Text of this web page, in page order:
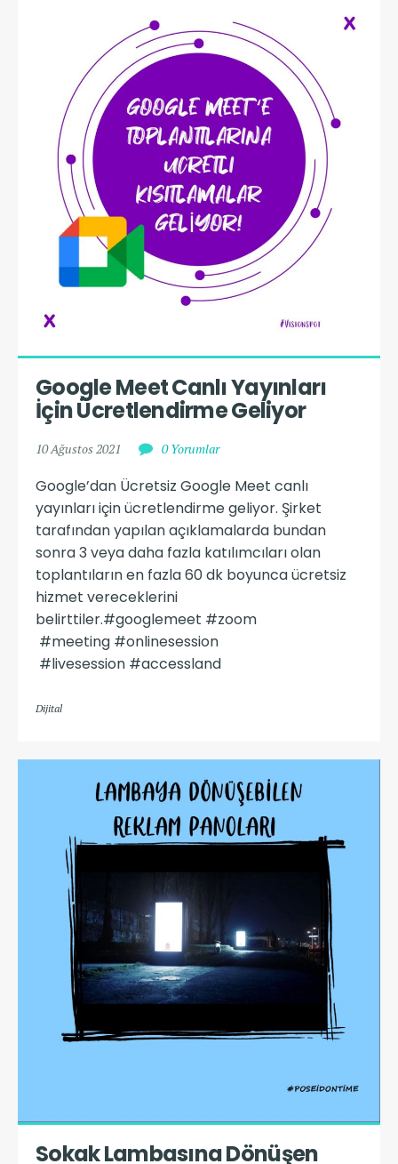
Google Meet Canlı Yayınları
İçin Ücretlendirme Geliyor
10 Ağustos 2021 0 Yorumlar
Google’dan Ücretsiz Google Meet canlı
yayınları için ücretlendirme geliyor. Şirket
tarafından yapılan açıklamalarda bundan
sonra 3 veya daha fazla katılımcıları olan
toplantıların en fazla 60 dk boyunca ücretsiz
hizmet vereceklerini
belirttiler.#googlemeet #zoom
#meeting #onlinesession
#livesession #accessland
Dijital
Sokak Lambasına Dönüşen